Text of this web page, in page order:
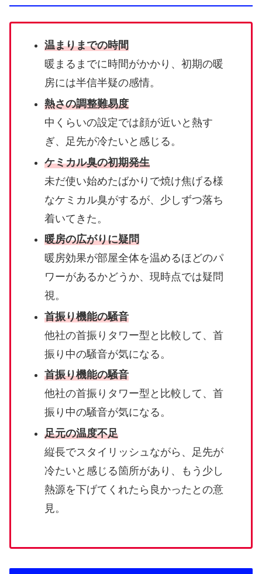
温まりまでの時間
暖まるまでに時間がかかり、初期の暖
房には半信半疑の感情。
熱さの調整難易度
中くらいの設定では顔が近いと熱す
ぎ、足先が冷たいと感じる。
ケミカル臭の初期発生
未だ使い始めたばかりで焼け焦げる様
なケミカル臭がするが、少しずつ落ち
着いてきた。
暖房の広がりに疑問
暖房効果が部屋全体を温めるほどのパ
ワーがあるかどうか、現時点では疑問
視。
首振り機能の騒音
他社の首振りタワー型と比較して、首
振り中の騒音が気になる。
首振り機能の騒音
他社の首振りタワー型と比較して、首
振り中の騒音が気になる。
足元の温度不足
縦長でスタイリッシュながら、足先が
冷たいと感じる箇所があり、もう少し
熱源を下げてくれたら良かったとの意
見。